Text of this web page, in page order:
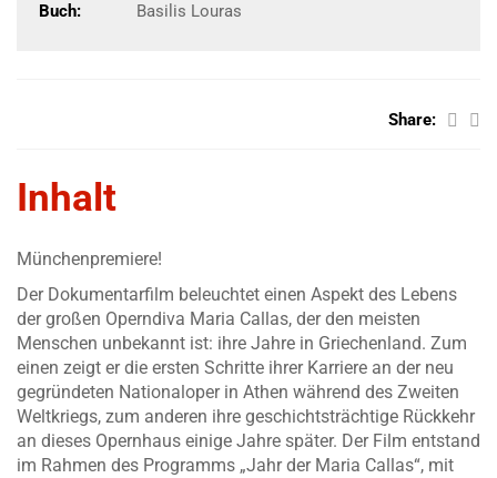
Buch:
Basilis Louras
Share:
Inhalt
Münchenpremiere!
Der Dokumentarfilm beleuchtet einen Aspekt des Lebens
der großen Operndiva Maria Callas, der den meisten
Menschen unbekannt ist: ihre Jahre in Griechenland. Zum
einen zeigt er die ersten Schritte ihrer Karriere an der neu
gegründeten Nationaloper in Athen während des Zweiten
Weltkriegs, zum anderen ihre geschichtsträchtige Rückkehr
an dieses Opernhaus einige Jahre später. Der Film entstand
im Rahmen des Programms „Jahr der Maria Callas“, mit